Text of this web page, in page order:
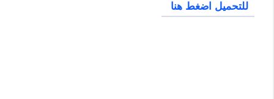
للتحميل اضغط هنا